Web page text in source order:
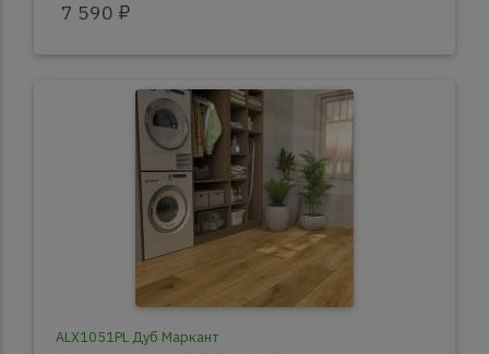
7 590 ₽
ALX1051PL Дуб Маркант